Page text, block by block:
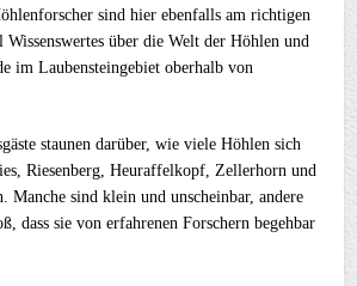
sind hier ebenfalls am richtigen
über die Welt der Höhlen und
im Laubensteingebiet oberhalb von
staunen darüber, wie viele Höhlen sich
Riesenberg, Heuraffelkopf, Zellerhorn und
Manche sind klein und unscheinbar, andere
dass sie von erfahrenen Forschern begehbar